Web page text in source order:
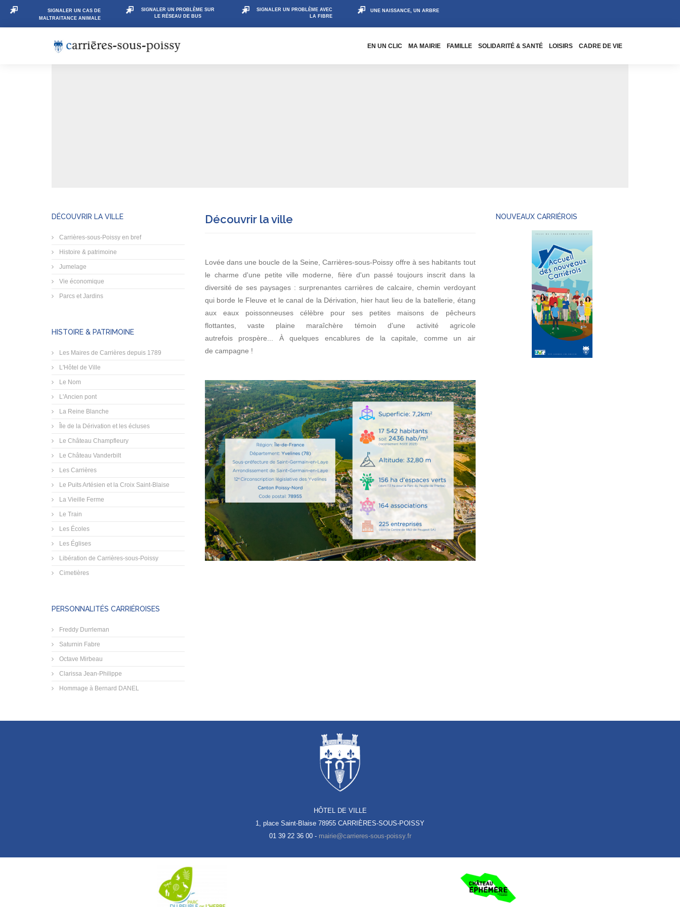
SIGNALER UN CAS DE
MALTRAITANCE ANIMALE
SIGNALER UN PROBLÈME SUR
LE RÉSEAU DE BUS
SIGNALER UN PROBLÈME AVEC
LA FIBRE
UNE NAISSANCE, UN ARBRE
EN UN CLIC MA MAIRIE FAMILLE SOLIDARITÉ & SANTÉ LOISIRS CADRE DE VIE
DÉCOUVRIR LA VILLE
Carrières-sous-Poissy en bref
Histoire & patrimoine
Jumelage
Vie économique
Parcs et Jardins
HISTOIRE & PATRIMOINE
Les Maires de Carrières depuis 1789
L'Hôtel de Ville
Le Nom
L'Ancien pont
La Reine Blanche
Île de la Dérivation et les écluses
Le Château Champfleury
Le Château Vanderbilt
Les Carrières
Le Puits Artésien et la Croix Saint-Blaise
La Vieille Ferme
Le Train
Les Écoles
Les Églises
Libération de Carrières-sous-Poissy
Cimetières
PERSONNALITÉS CARRIÉROISES
Freddy Durrleman
Saturnin Fabre
Octave Mirbeau
Clarissa Jean-Philippe
Hommage à Bernard DANEL
Découvrir la ville
Lovée dans une boucle de la Seine, Carrières-sous-Poissy offre à ses habitants tout
le charme d'une petite ville moderne, fière d'un passé toujours inscrit dans la
diversité de ses paysages : surprenantes carrières de calcaire, chemin verdoyant
qui borde le Fleuve et le canal de la Dérivation, hier haut lieu de la batellerie, étang
aux eaux poissonneuses célèbre pour ses petites maisons de pêcheurs
flottantes, vaste plaine maraîchère témoin d'une activité agricole
autrefois prospère... À quelques encablures de la capitale, comme un air
de campagne !
NOUVEAUX CARRIÉROIS
HÔTEL DE VILLE
1, place Saint-Blaise 78955 CARRIÈRES-SOUS-POISSY
01 39 22 36 00 -